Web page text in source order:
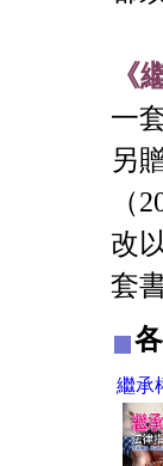
《
一
另
（
改
套
繼承